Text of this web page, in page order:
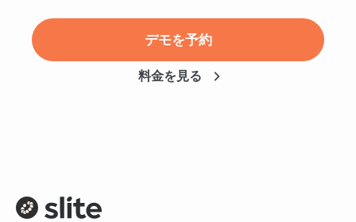
デモを予約
料金を見る